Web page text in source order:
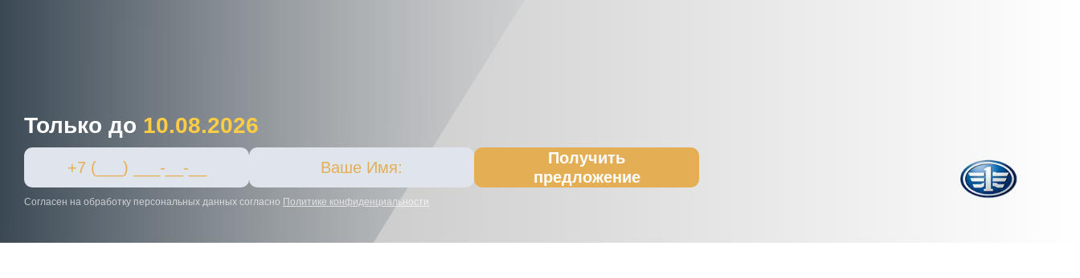
Только до 10.08.2026
Получить
предложение
Согласен на обработку персональных данных согласно Политике конфиденциальности